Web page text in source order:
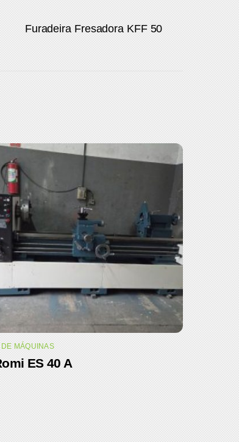
Furadeira Fresadora KFF 50
DE MÁQUINAS
ES 40 A